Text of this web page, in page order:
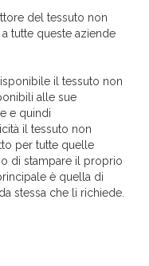
del tessuto non
tutte queste aziende
il tessuto non
alle sue
e quindi
il tessuto non
per tutte quelle
di stampare il proprio
è quella di
stessa che li richiede.